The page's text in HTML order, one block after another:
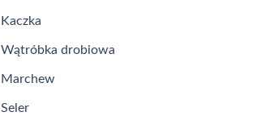
Kaczka
Wątróbka drobiowa
Marchew
Seler